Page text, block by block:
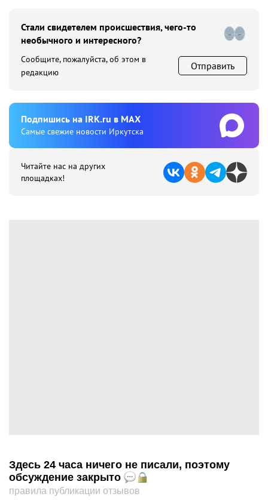
Стали свидетелем происшествия, чего-то
необычного и интересного?
Сообщите, пожалуйста, об этом в
редакцию
Отправить
Подпишиcь на IRK.ru в MAX
Cамые свежие новости Иркутска
Читайте нас на других
площадках!
Здесь 24 часа ничего не писали, поэтому
обсуждение закрыто
правила публикации отзывов